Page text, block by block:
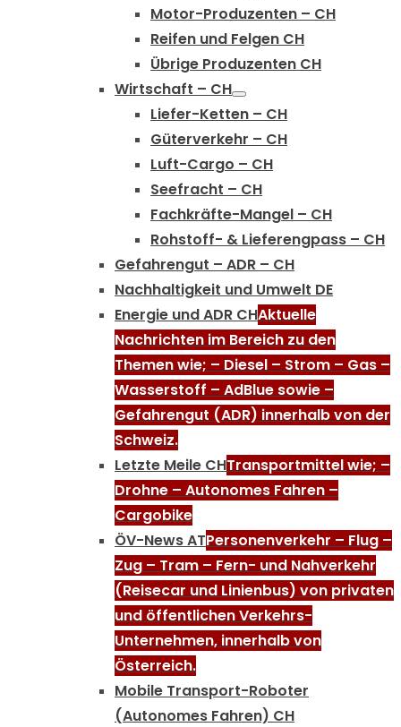
Motor-Produzenten – CH
Reifen und Felgen CH
Übrige Produzenten CH
Wirtschaft – CH
Liefer-Ketten – CH
Güterverkehr – CH
Luft-Cargo – CH
Seefracht – CH
Fachkräfte-Mangel – CH
Rohstoff- & Lieferengpass – CH
Gefahrengut – ADR – CH
Nachhaltigkeit und Umwelt DE
Energie und ADR CHAktuelle
Nachrichten im Bereich zu den
Themen wie; – Diesel – Strom – Gas –
Wasserstoff – AdBlue sowie –
Gefahrengut (ADR) innerhalb von der
Schweiz.
Letzte Meile CHTransportmittel wie; –
Drohne – Autonomes Fahren –
Cargobike
ÖV-News ATPersonenverkehr – Flug –
Zug – Tram – Fern- und Nahverkehr
(Reisecar und Linienbus) von privaten
und öffentlichen Verkehrs-
Unternehmen, innerhalb von
Österreich.
Mobile Transport-Roboter
(Autonomes Fahren) CH